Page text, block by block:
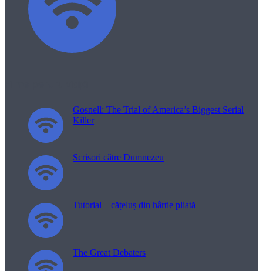
Gosnell: The Trial of America’s Biggest Serial
Killer
Scrisori către Dumnezeu
Tutorial – cățeluș din hârtie pliată
The Great Debaters